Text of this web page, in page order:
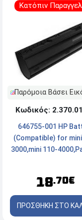
Κατόπιν
Παρόμοια Βάσει
Κωδικός:
646755-001 HP
(Compatible) for
3000,mini 110-
18.70€
ΠΡΟΣΘΗΚΗ ΣΤΟ